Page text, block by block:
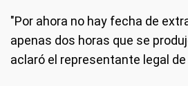
"Por ahora no hay fecha de
apenas dos horas que se
aclaró el representante legal